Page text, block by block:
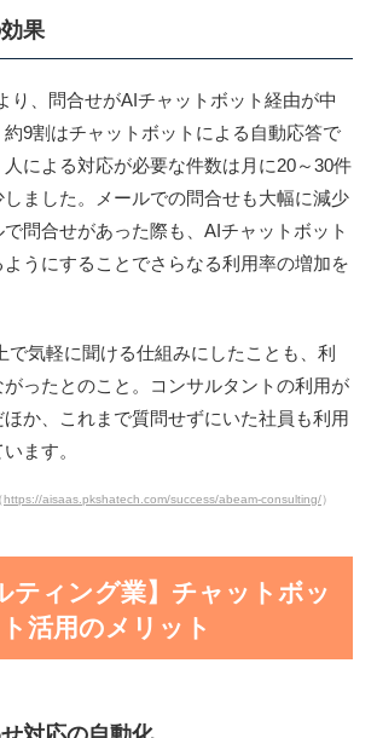
果
り、問合せがAIチャットボット経由が中
9割はチャットボットによる自動応答で
による対応が必要な件数は月に20～30件
ました。メールでの問合せも大幅に減少
問合せがあった際も、AIチャットボット
うにすることでさらなる利用率の増加を
で気軽に聞ける仕組みにしたことも、利
がったとのこと。コンサルタントの利用が
か、これまで質問せずにいた社員も利用
ます。
https://aisaas.pkshatech.com/success/abeam-consulting/）
ティング業】チャットボッ
ト活用のメリット